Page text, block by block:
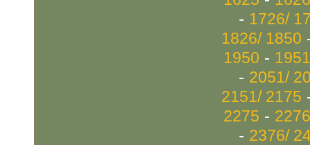
- 1726/
1826/ 1850
1950 -
- 2051/
2151/ 2175
2275 -
- 2376/